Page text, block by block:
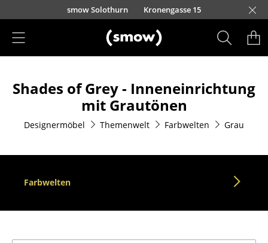
Direkt zum Inhaltsmow Solothurn Kronengasse 15
Sitzmöbel
Loungesessel
Stühle
Freischwinger
Shades of Grey - Inneneinrichtung
mit Grautönen
Designermöbel Themenwelt Farbwelten Grau
Farbwelten